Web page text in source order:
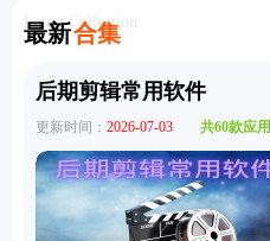
版
最新合集
Latest Collection
后期剪辑常用软件
更新时间： 2026-07-03 共60款应用